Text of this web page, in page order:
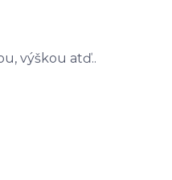
výškou atď..